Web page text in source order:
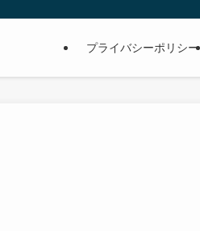
プライバシーポリシー